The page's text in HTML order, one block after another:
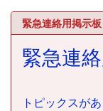
緊急連絡用掲示板
緊急連
トピックスが